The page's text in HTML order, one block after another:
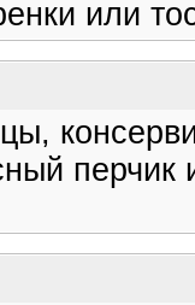
или
перчик